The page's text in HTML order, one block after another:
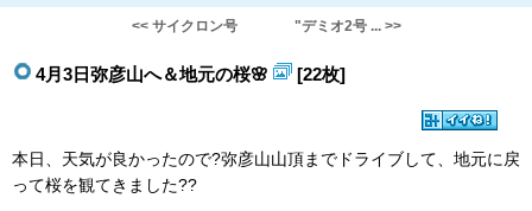
<< サイクロン号 "デミオ2号 ... >>
4月3日弥彦山へ＆地元の桜🌸 [22枚]
本日、天気が良かったので?弥彦山山頂までドライブして、地元に戻
って桜を観てきました??